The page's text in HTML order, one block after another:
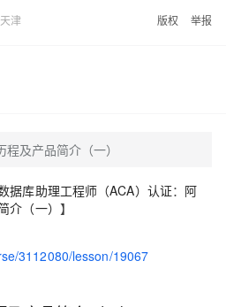
津 版权 举报
及产品简介（一）
据库助理工程师（ACA）认证： 阿
介（一） 】
3112080/lesson/19067